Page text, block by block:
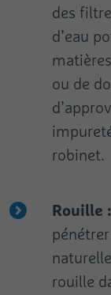
des
d’eau
ou de
robinet.
Rouille :
rouille